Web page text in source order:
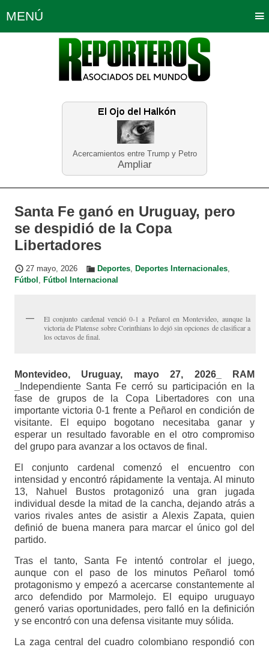
Acercamientos entre Trump y Petro
Ampliar
MENÚ
Política Opinión Bogotá
Planeta Tierra Deportes
Educación Neira
Santa Fe ganó en Uruguay, pero
se despidió de la Copa
Libertadores
27 mayo, 2026 Deportes, Deportes Internacionales,
Fútbol , Fútbol Internacional
El conjunto cardenal venció 0-1 a Peñarol en Montevideo, aunque la
victoria de Platense sobre Corinthians lo dejó sin opciones de clasificar a
los octavos de final.
Montevideo, Uruguay, mayo 27, 2026_ RAM
Independiente Santa Fe cerró su participación en la
fase de grupos de la Copa Libertadores con una
importante victoria 0-1 frente a Peñarol en condición de
visitante. El equipo bogotano necesitaba ganar y
esperar un resultado favorable en el otro compromiso
del grupo para avanzar a los octavos de final.
El conjunto cardenal comenzó el encuentro con
intensidad y encontró rápidamente la ventaja. Al minuto
13, Nahuel Bustos protagonizó una gran jugada
individual desde la mitad de la cancha, dejando atrás a
varios rivales antes de asistir a Alexis Zapata, quien
definió de buena manera para marcar el único gol del
partido.
Tras el tanto, Santa Fe intentó controlar el juego,
aunque con el paso de los minutos Peñarol tomó
protagonismo y empezó a acercarse constantemente al
arco defendido por Marmolejo. El equipo uruguayo
generó varias oportunidades, pero falló en la definición
y se encontró con una defensa visitante muy sólida.
La zaga central del cuadro colombiano respondió con